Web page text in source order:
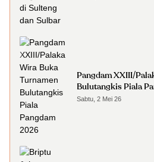
Pangdam XXIII/
Bulutangkis Piala
Sabtu, 2 Mei 26